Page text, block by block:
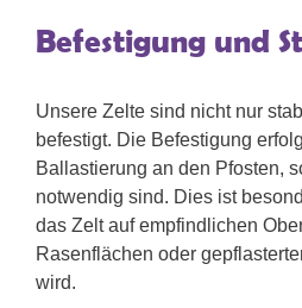
Befestigung und
Unsere Zelte sind nicht nur
befestigt. Die Befestigung
Ballastierung an den Pfosten,
notwendig sind. Dies ist
das Zelt auf empfindlichen
Rasenflächen oder
wird.